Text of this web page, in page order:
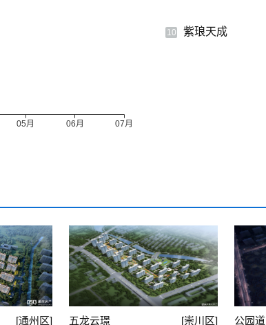
10 紫琅天成
[通州区] [崇川区]
五龙云璟
公园道